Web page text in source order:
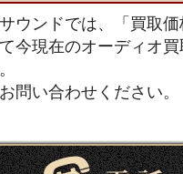
ウンドでは、「買取
今現在のオーディオ
問い合わせください。